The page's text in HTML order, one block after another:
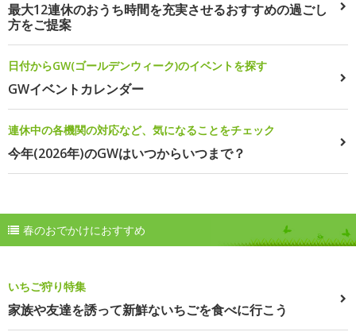
最大12連休のおうち時間を充実させるおすすめの過ごし
方をご提案
日付からGW(ゴールデンウィーク)のイベントを探す
GWイベントカレンダー
連休中の各機関の対応など、気になることをチェック
今年(2026年)のGWはいつからいつまで？
春のおでかけにおすすめ
いちご狩り特集
家族や友達を誘って新鮮ないちごを食べに行こう